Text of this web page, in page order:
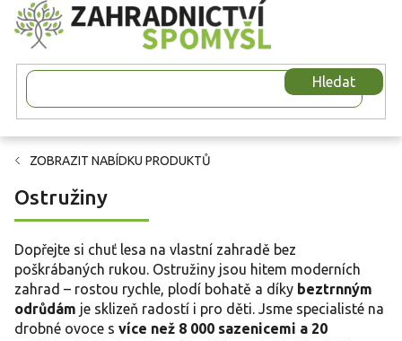
Přejít
na
obsah
Hledat
ZOBRAZIT NABÍDKU PRODUKTŮ
Ostružiny
Dopřejte si chuť lesa na vlastní zahradě bez
poškrábaných rukou. Ostružiny jsou hitem moderních
zahrad – rostou rychle, plodí bohatě a díky beztrnným
odrůdám je sklizeň radostí i pro děti. Jsme specialisté na
drobné ovoce s více než 8 000 sazenicemi a 20